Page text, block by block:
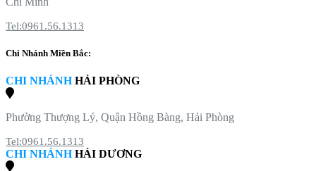
Tel:0961.56.1313
Chi Nhánh Miền Bắc:
CHI NHÁNHHẢI PHÒNG
Phường Thượng Lý, Quận Hồng Bàng, Hải Phòng
Tel:0961.56.1313
CHI NHÁNHHẢI DƯƠNG